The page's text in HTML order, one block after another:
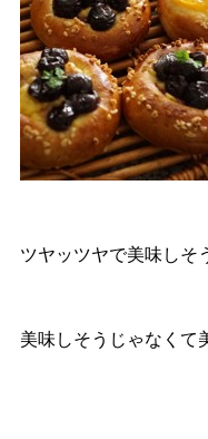
ツヤッツヤで美味しそ
美味しそうじゃなくて